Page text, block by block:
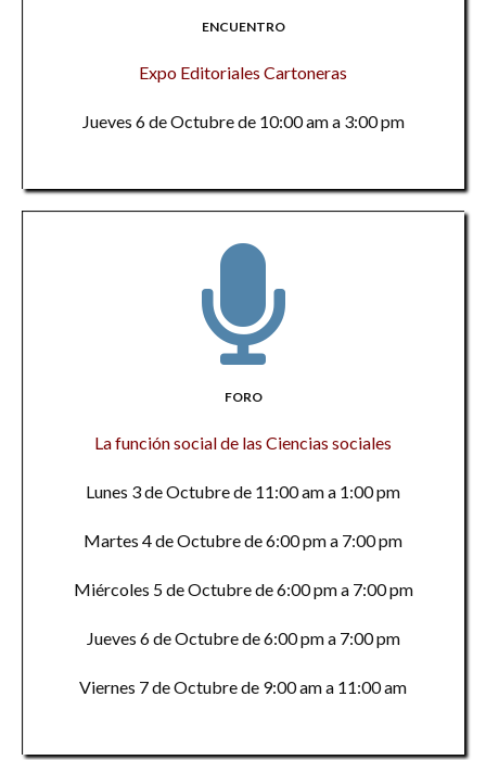
ENCUENTRO
Expo Editoriales Cartoneras
Jueves 6 de Octubre de 10:00 am a 3:00 pm
FORO
La función social de las Ciencias sociales
Lunes 3 de Octubre de 11:00 am a 1:00 pm
Martes 4 de Octubre de 6:00 pm a 7:00 pm
Miércoles 5 de Octubre de 6:00 pm a 7:00 pm
Jueves 6 de Octubre de 6:00 pm a 7:00 pm
Viernes 7 de Octubre de 9:00 am a 11:00 am